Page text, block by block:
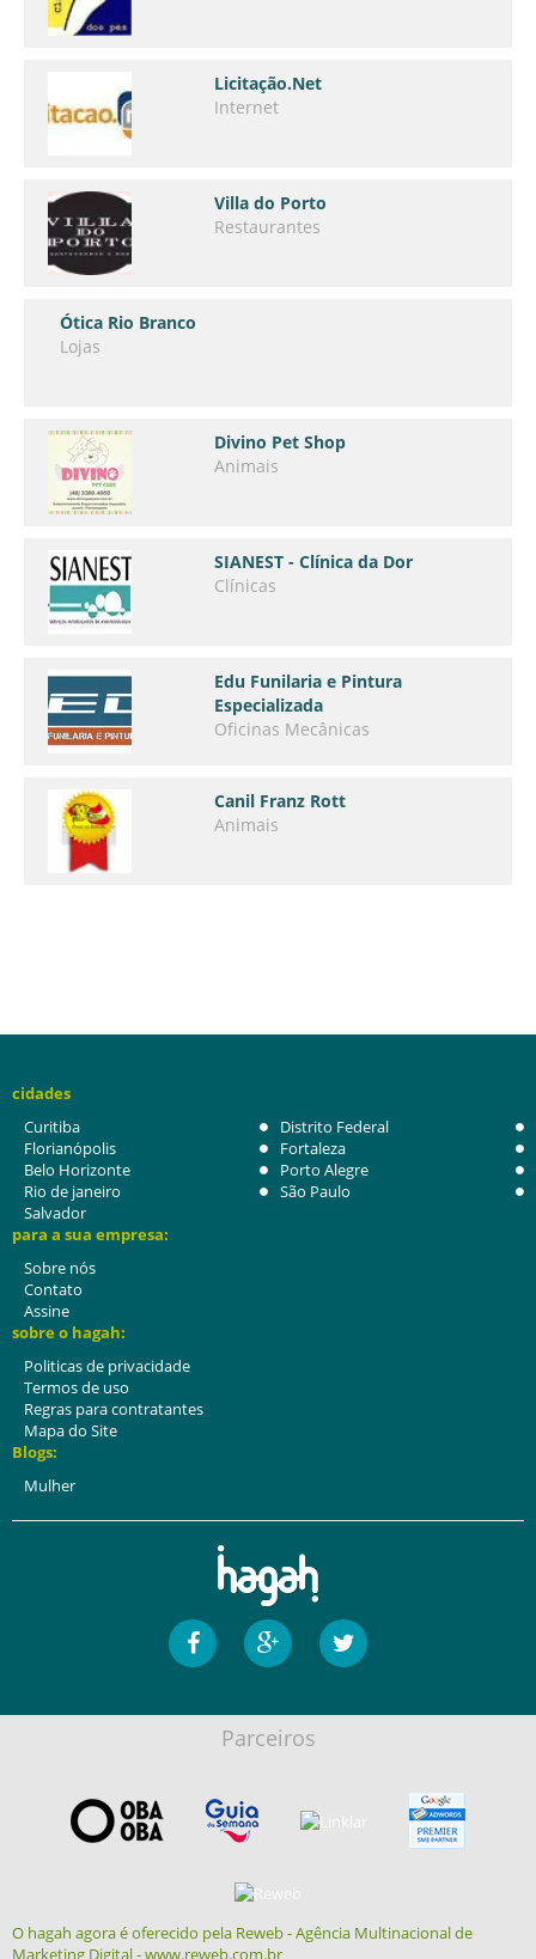
Licitação.Net
Internet
Villa do Porto
Restaurantes
Ótica Rio Branco
Lojas
Divino Pet Shop
Animais
SIANEST - Clínica da Dor
Clínicas
Edu Funilaria e Pintura
Especializada
Oficinas Mecânicas
Canil Franz Rott
Animais
cidades
Curitiba
Distrito Federal
Florianópolis
Fortaleza
Belo Horizonte
Porto Alegre
Rio de janeiro
São Paulo
Salvador
para a sua empresa:
Sobre nós
Contato
Assine
sobre o hagah:
Politicas de privacidade
Termos de uso
Regras para contratantes
Mapa do Site
Blogs:
Mulher
Parceiros
O hagah agora é oferecido pela Reweb - Agência Multinacional de
Marketing Digital - www.reweb.com.br